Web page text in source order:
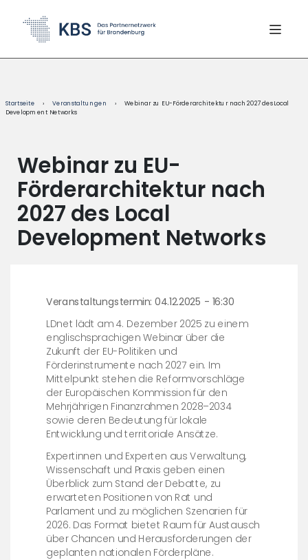
Startseite › Veranstaltungen ›
Webinar zu EU-Förderarchitektur nach 2027 des Local
Development Networks
Webinar zu EU-
Förderarchitektur nach
2027 des Local
Development Networks
Veranstaltungstermin: 04.12.2025 - 16:30
LDnet lädt am 4. Dezember 2025 zu einem
englischsprachigen Webinar über die
Zukunft der EU-Politiken und
Förderinstrumente nach 2027 ein. Im
Mittelpunkt stehen die Reformvorschläge
der Europäischen Kommission für den
Mehrjährigen Finanzrahmen 2028–2034
sowie deren Bedeutung für lokale
Entwicklung und territoriale Ansätze.
Expertinnen und Experten aus Verwaltung,
Wissenschaft und Praxis geben einen
Überblick zum Stand der Debatte, zu
erwarteten Positionen von Rat und
Parlament und zu möglichen Szenarien für
2026. Das Format bietet Raum für Austausch
über Chancen und Herausforderungen der
geplanten nationalen Förderpläne.